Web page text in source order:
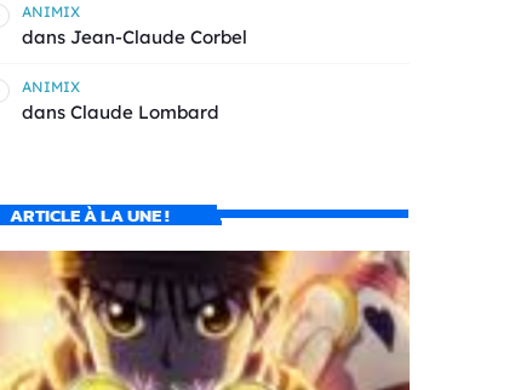
ANIMIX
dans Jean-Claude Corbel
ANIMIX
dans Claude Lombard
ARTICLE À LA UNE !